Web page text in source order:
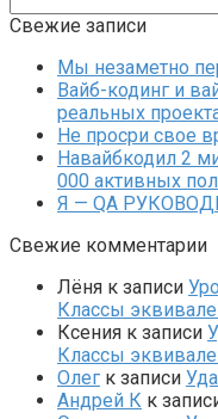
Свежие записи
Мы незаметно
Вайб-кодинг и
реальных
Не просри свое
Навайбкодил 2
000 активных
Я — QA
Свежие комментарии
Лёня к записи
Классы
Ксения к записи
Классы
Олег к записи
Андрей К к